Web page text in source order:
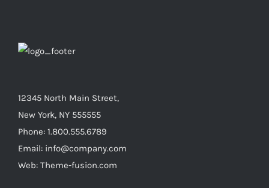
12345 North Main Street,
New York, NY 555555
Phone: 1.800.555.6789
Email: info@company.com
Web: Theme-fusion.com